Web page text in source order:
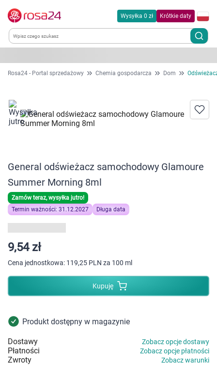
Wysyłka 0 zł Krótkie daty
Kategorie
Dla zwierząt
Zdrowie
Kobieta w ciąży i mama
Dziecko
Higiena
Kosmetyki
Mężczyzna
Zdrowy styl życia
Zabawki
Rosa24 - Portal sprzedażowy Chemia gospodarcza Dom
General odświeżacz samochodowy Glamoure
Summer Morning 8ml
Zamów teraz, wysyłka jutro!
Termin ważności: 31.12.2027
Długa data
9,54 zł
Cena jednostkowa: 119,25 PLN za 100 ml
Kupuję
Produkt dostępny w magazynie
Dostawy Zobacz opcje dostawy
Płatności Zobacz opcje płatności
Zwroty Zobacz warunki